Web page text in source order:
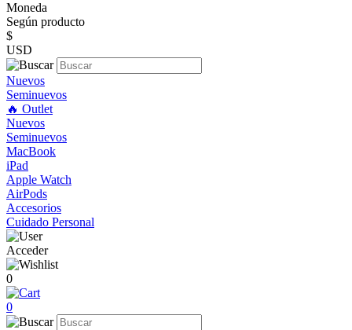
Moneda
Según producto
$
USD
Nuevos
Seminuevos
🔥 Outlet
Nuevos
Seminuevos
MacBook
iPad
Apple Watch
AirPods
Accesorios
Cuidado Personal
Acceder
0
0